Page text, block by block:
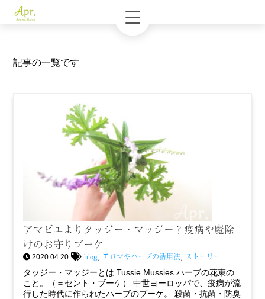
記事の一覧です
アマビエよりタッジー・マッジー？疫病や魔除
けのお守りブーケ
2020.04.20 blog アロマやハーブの活用法 ストーリー
タッジー・マッジーとは Tussie Mussies ハーブの花束の
こと。（＝セント・ブーケ） 中世ヨーロッパで、疫病が流
行した時代に作られたハーブのブーケ。 殺菌・抗菌・防臭